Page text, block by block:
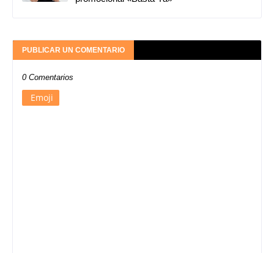
PUBLICAR UN COMENTARIO
0 Comentarios
Emoji